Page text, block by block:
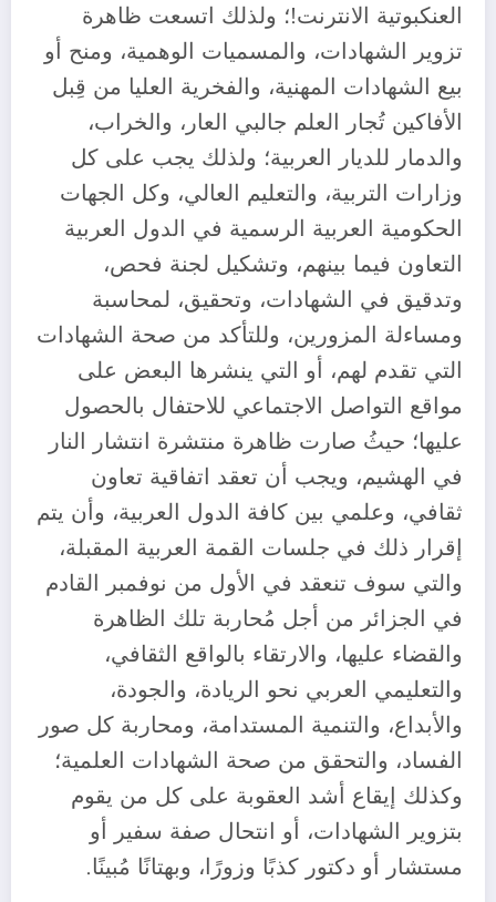
العنكبوتية الانترنت!؛ ولذلك اتسعت ظاهرة
تزوير الشهادات، والمسميات الوهمية، ومنح أو
بيع الشهادات المهنية، والفخرية العليا من قِبل
الأفاكين تُجار العلم جالبي العار، والخراب،
والدمار للديار العربية؛ ولذلك يجب على كل
وزارات التربية، والتعليم العالي، وكل الجهات
الحكومية العربية الرسمية في الدول العربية
التعاون فيما بينهم، وتشكيل لجنة فحص،
وتدقيق في الشهادات، وتحقيق، لمحاسبة
ومساءلة المزورين، وللتأكد من صحة الشهادات
التي تقدم لهم، أو التي ينشرها البعض على
مواقع التواصل الاجتماعي للاحتفال بالحصول
عليها؛ حيثُ صارت ظاهرة منتشرة انتشار النار
في الهشيم، ويجب أن تعقد اتفاقية تعاون
ثقافي، وعلمي بين كافة الدول العربية، وأن يتم
إقرار ذلك في جلسات القمة العربية المقبلة،
والتي سوف تنعقد في الأول من نوفمبر القادم
في الجزائر من أجل مُحاربة تلك الظاهرة
والقضاء عليها، والارتقاء بالواقع الثقافي،
والتعليمي العربي نحو الريادة، والجودة،
والأبداع، والتنمية المستدامة، ومحاربة كل صور
الفساد، والتحقق من صحة الشهادات العلمية؛
وكذلك إيقاع أشد العقوبة على كل من يقوم
بتزوير الشهادات، أو انتحال صفة سفير أو
مستشار أو دكتور كذبًا وزورًا، وبهتانًا مُبينًا.